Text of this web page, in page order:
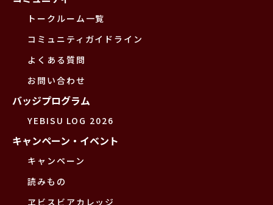
トークルーム一覧
コミュニティガイドライン
よくある質問
お問い合わせ
バッジプログラム
YEBISU LOG 2026
キャンペーン・イベント
キャンペーン
読みもの
ヱビスビアカレッジ